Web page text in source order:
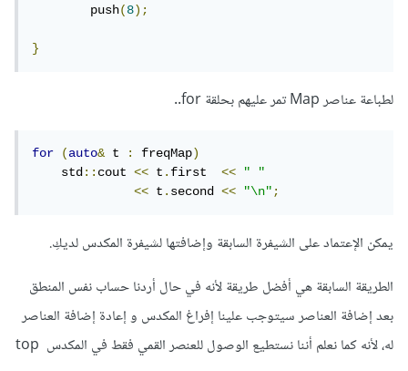
	push
(8);
}
لطباعة عناصر Map تمر عليهم بحلقة for..
for (auto& t : freqMap)
    std
::cout << t.first <<
" "
<< t.second << "\n";
يمكن الإعتماد على الشيفرة السابقة وإضافتها لشيفرة المكدس لديكِ.
الطريقة السابقة هي أفضل طريقة لأنه في حال أردنا حساب نفس المنطق
بعد إضافة العناصر سيتوجب علينا إفراغ المكدس و إعادة إضافة العناصر
له، لأنه كما نعلم أننا نستطيع الوصول للعنصر القمي فقط في المكدس top